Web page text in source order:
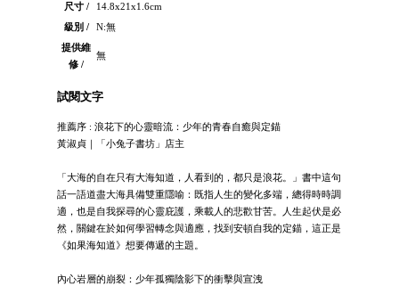
尺寸 /
14.8x21x1.6cm
級別 /
N:無
提供維
修 /
無
試閱文字
推薦序 : 浪花下的心靈暗流：少年的青春自癒與定錨
黃淑貞｜「小兔子書坊」店主
「大海的自在只有大海知道，人看到的，都只是浪花。」書中這句
話一語道盡大海具備雙重隱喻：既指人生的變化多端，總得時時調
適，也是自我探尋的心靈庇護，乘載人的悲歡甘苦。人生起伏是必
然，關鍵在於如何學習轉念與適應，找到安頓自我的定錨，這正是
《如果海知道》想要傳遞的主題。
內心岩層的崩裂：少年孤獨陰影下的衝擊與宣洩